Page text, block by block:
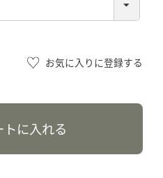
お気に入りに登録する
トに入れる